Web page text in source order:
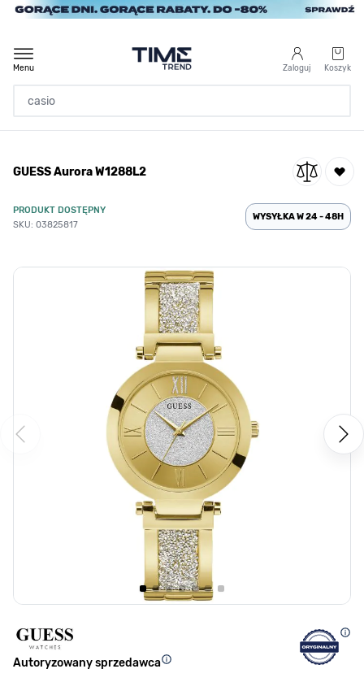
Przejdź do treści
Zaloguj Koszyk
Menu
/
GUESS Aurora W1288L2
GUESS Aurora W1288L2
PRODUKT DOSTĘPNY
SKU: 03825817
WYSYŁKA W 24 - 48H
Autoryzowany sprzedawca